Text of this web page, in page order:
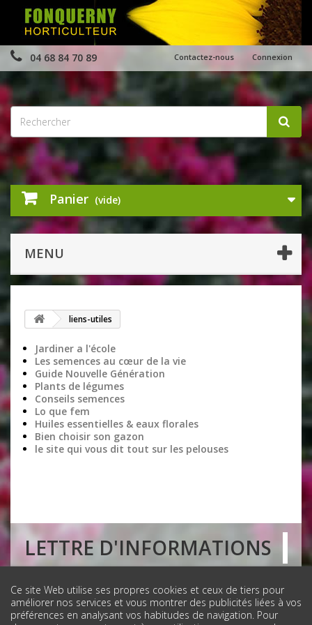
Connexion
Contactez-nous
04 68 84 70 89
Panier (vide)
MENU
liens-utiles
Jardiner a l'école
Les semences au cœur de la vie
Guide Nouvelle Génération
Plants de légumes
Conseils semences
Lo que fem
Huiles essentielles & eaux florales
Bien choisir son gazon
le site qui vous dit tout sur les pelouses
LETTRE D'INFORMATIONS
FONQUERNY
Ce site Web utilise ses propres cookies et ceux de tiers pour
améliorer nos services et vous montrer des publicités liées à vos
préférences en analysant vos habitudes de navigation. Pour